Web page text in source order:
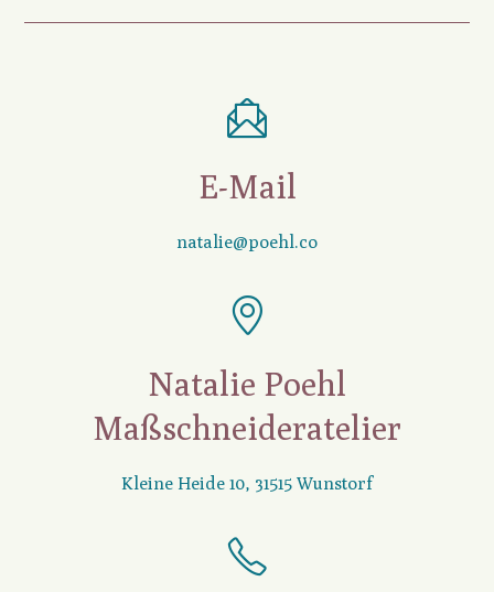
E-Mail
natalie@poehl.co
Natalie Poehl
Maßschneideratelier
Kleine Heide 10, 31515 Wunstorf